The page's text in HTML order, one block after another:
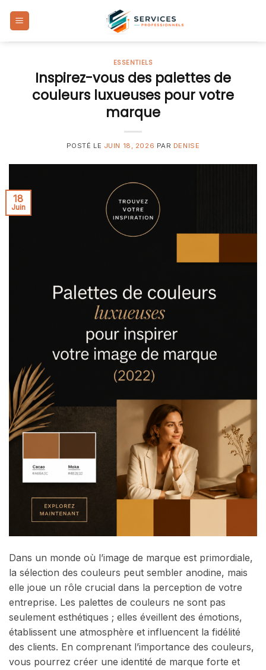
ESSENTIELS
Inspirez-vous des palettes de
couleurs luxueuses pour votre
marque
POSTÉ LE JUIN 18, 2026 PAR DENISE
18
Juin
Dans un monde où l’image de marque est primordiale,
la sélection des couleurs peut sembler anodine, mais
elle joue un rôle crucial dans la perception de votre
entreprise. Les palettes de couleurs ne sont pas
seulement esthétiques ; elles éveillent des émotions,
établissent une atmosphère et influencent la fidélité
des clients. En comprenant l’importance des couleurs,
vous pourrez créer une identité de marque forte et